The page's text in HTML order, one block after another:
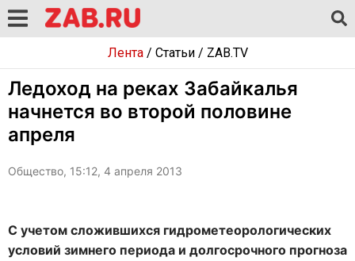
Лента/ Статьи/ ZAB.TV
Ледоход на реках Забайкалья
начнется во второй половине
апреля
Общество, 15:12, 4 апреля 2013
С учетом сложившихся гидрометеорологических
условий зимнего периода и долгосрочного прогноза